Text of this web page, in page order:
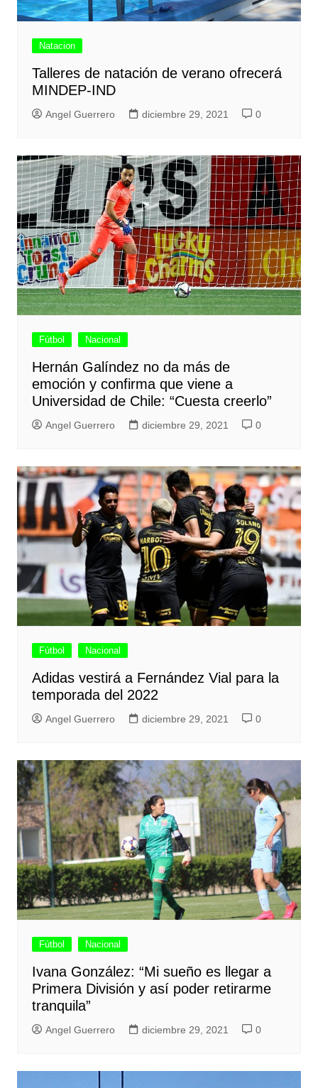
Natacion
Talleres de natación de verano ofrecerá
MINDEP-IND
Angel Guerrero diciembre 29, 2021 0
Fútbol Nacional
Hernán Galíndez no da más de
emoción y confirma que viene a
Universidad de Chile: “Cuesta creerlo”
Angel Guerrero diciembre 29, 2021 0
Fútbol Nacional
Adidas vestirá a Fernández Vial para la
temporada del 2022
Angel Guerrero diciembre 29, 2021 0
Fútbol Nacional
Ivana González: “Mi sueño es llegar a
Primera División y así poder retirarme
tranquila”
Angel Guerrero diciembre 29, 2021 0